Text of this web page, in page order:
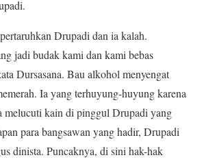
Drupadi dan ia kalah.
jadi budak kami dan kami bebas
Dursasana. Bau alkohol menyengat
Ia yang terhuyung-huyung karena
melucuti kain di pinggul Drupadi yang
para bangsawan yang hadir, Drupadi
dinista. Puncaknya, di sini hak-hak